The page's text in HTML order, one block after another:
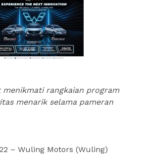
menikmati rangkaian program
menarik selama pameran
– Wuling Motors (Wuling)